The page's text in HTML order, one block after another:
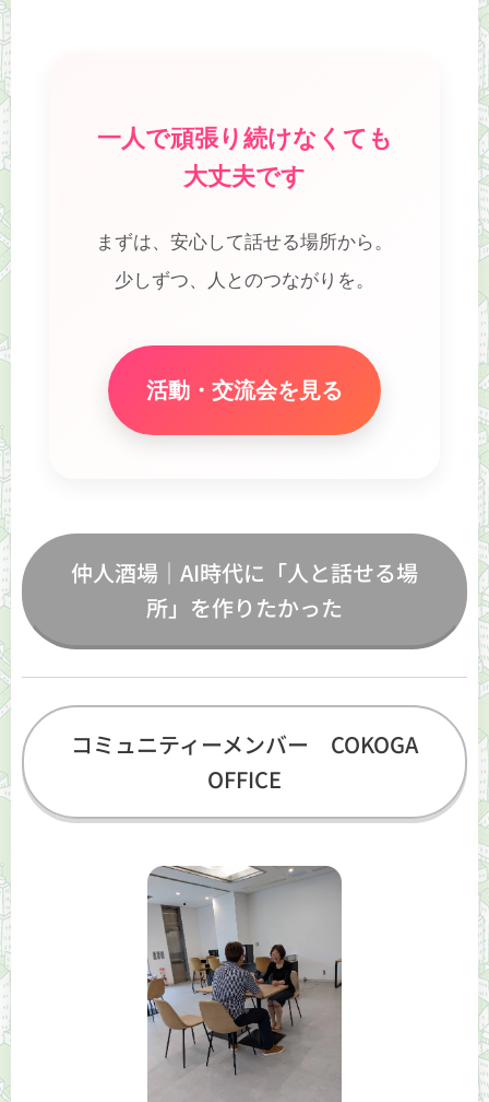
一人で頑張り続けなくても
大丈夫です
まずは、安心して話せる場所から。
少しずつ、人とのつながりを。
活動・交流会を見る
仲人酒場｜AI時代に「人と話せる場
所」を作りたかった
コミュニティーメンバー COKOGA
OFFICE